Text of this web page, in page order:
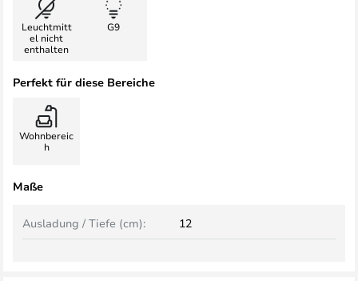
Leuchtmitt
el nicht
enthalten
G9
Perfekt für diese Bereiche
Wohnbereic
h
Maße
Ausladung / Tiefe (cm): 12